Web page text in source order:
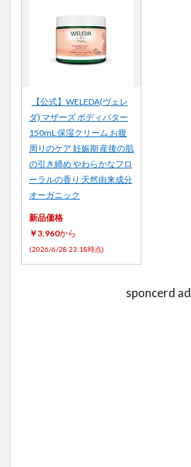
【公式】WELEDA(ヴェレ
ダ) マザーズ ボディバター
150mL 保湿クリーム お腹
周りのケア 妊娠期 産後の肌
の引き締め やわらかなフロ
ーラルの香り 天然由来成分
オーガニック
新品価格
￥3,960から
(2026/6/28 23:18時点)
sponcerd ad